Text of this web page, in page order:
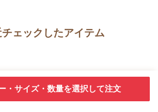
ェックしたアイテム
・サイズ・数量を選択して注文